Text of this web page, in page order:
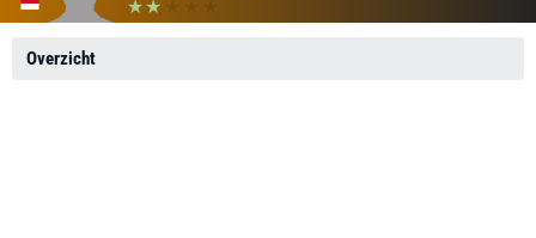
Overzicht